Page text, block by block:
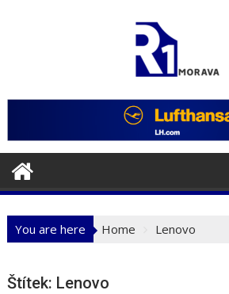
You are here Home Lenovo
Štítek: Lenovo